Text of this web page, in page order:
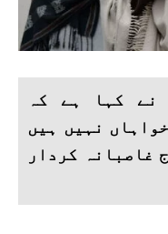
نے کہا ہے کہ
نہیں ہیں
غاصبانہ کردار